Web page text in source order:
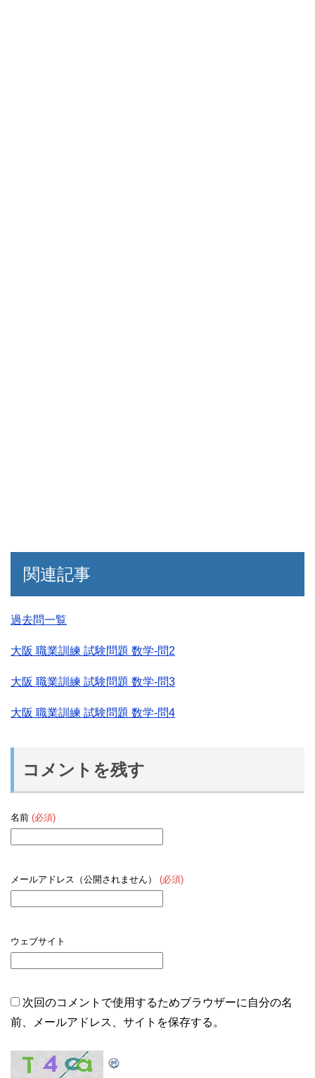
関連記事
過去問一覧
大阪 職業訓練 試験問題 数学-問2
大阪 職業訓練 試験問題 数学-問3
大阪 職業訓練 試験問題 数学-問4
コメントを残す
名前 (必須)
メールアドレス（公開されません） (必須)
ウェブサイト
次回のコメントで使用するためブラウザーに自分の名
前、メールアドレス、サイトを保存する。